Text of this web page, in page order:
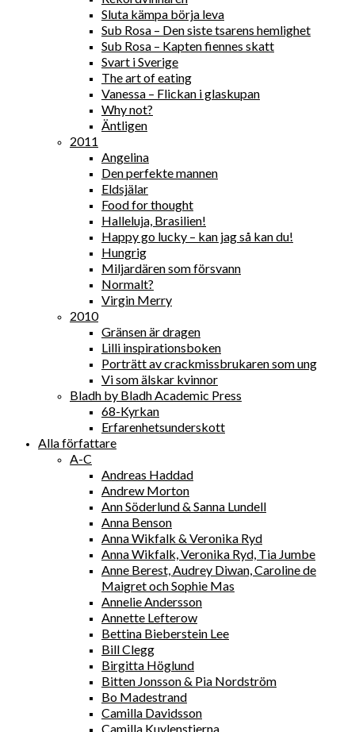
Sluta kämpa börja leva
Sub Rosa – Den siste tsarens hemlighet
Sub Rosa – Kapten fiennes skatt
Svart i Sverige
The art of eating
Vanessa – Flickan i glaskupan
Why not?
Äntligen
2011
Angelina
Den perfekte mannen
Eldsjälar
Food for thought
Halleluja, Brasilien!
Happy go lucky – kan jag så kan du!
Hungrig
Miljardären som försvann
Normalt?
Virgin Merry
2010
Gränsen är dragen
Lilli inspirationsboken
Porträtt av crackmissbrukaren som ung
Vi som älskar kvinnor
Bladh by Bladh Academic Press
68-Kyrkan
Erfarenhetsunderskott
Alla författare
A-C
Andreas Haddad
Andrew Morton
Ann Söderlund & Sanna Lundell
Anna Benson
Anna Wikfalk & Veronika Ryd
Anna Wikfalk, Veronika Ryd, Tia Jumbe
Anne Berest, Audrey Diwan, Caroline de
Maigret och Sophie Mas
Annelie Andersson
Annette Lefterow
Bettina Bieberstein Lee
Bill Clegg
Birgitta Höglund
Bitten Jonsson & Pia Nordström
Bo Madestrand
Camilla Davidsson
Camilla Kuylenstierna